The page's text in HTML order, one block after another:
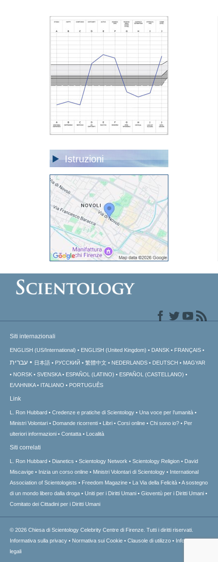
Istruzioni
Siti internazionali
ENGLISH (US/International) ENGLISH (United Kingdom) DANSK FRANÇAIS
עברית 日本語 РУССКИЙ 繁體中文 NEDERLANDS DEUTSCH
MAGYAR
NORSK
SVENSKA ESPAÑOL (LATINO)
ESPAÑOL (CASTELLANO)
ΕΛΛΗΝΙΚA
ITALIANO PORTUGUÊS
Link
L. Ron Hubbard Credenze e pratiche di Scientology
Una voce per l’umanità
Ministri Volontari
Domande ricorrenti Libri Corsi online Chi sono io?
Per
ulteriori informazioni
Contatta Località
Siti correlati
L. Ron Hubbard Dianetics Scientology Network Scientology Religion
David
Miscavige
Inizia un corso online Ministri Volontari di Scientology
International
Association of Scientologists
Freedom Magazine La Via della Felicità
A sostegno
di un mondo libero dalla droga
Uniti per i Diritti Umani
Gioventù per i Diritti Umani
Comitato dei Cittadini per i Diritti Umani
© 2026 Chiesa di Scientology Celebrity Centre di Firenze. Tutti i diritti riservati.
Informativa sulla privacy • Normativa sui Cookie • Clausole di utilizzo • Informazioni
legali